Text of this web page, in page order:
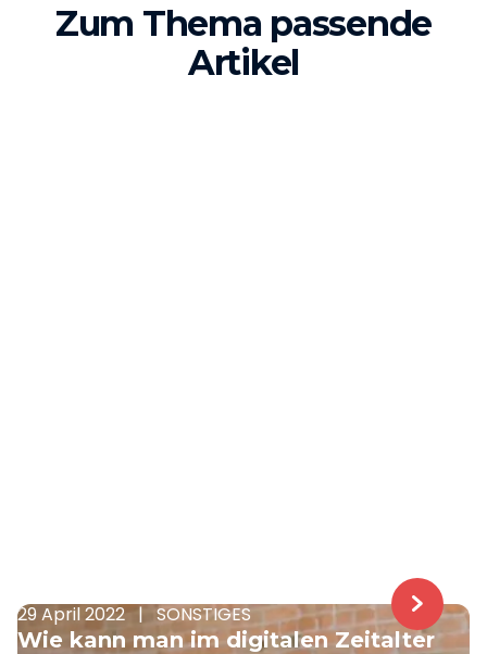
Zum Thema passende
Artikel
29 April 2022 | SONSTIGES
Wie kann man im digitalen Zeitalter